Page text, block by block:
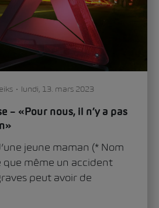
lundi, 13. mars 2023
– «Pour nous, il n’y a pas
jeune maman (* Nom
même un accident
peut avoir de